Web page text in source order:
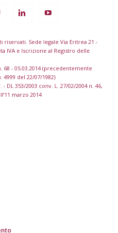
Sede legale Via Eritrea 21 -
IVA e Iscrizione al Registro delle
- 05.03.2014 (precedentemente
del 22/07/1982)
DL 353/2003 conv. L. 27/02/2004 n. 46,
marzo 2014